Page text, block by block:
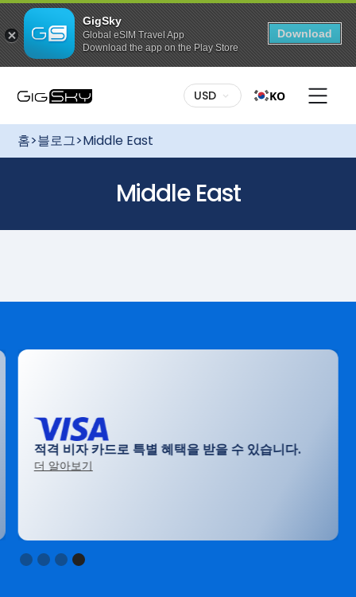
GigSky
Global eSIM Travel App
Download the app on the Play Store
Download
USD KO
홈>블로그>Middle East
Middle East
적격 비자 카드로 특별 혜택을 받을 수 있습니다.
더 알아보기
Slide 4 of 4.